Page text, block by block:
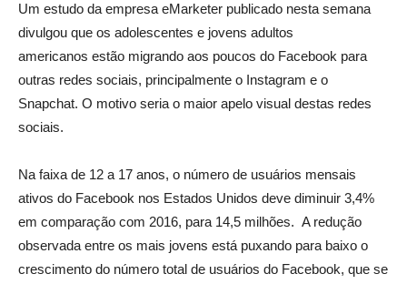
Um estudo da empresa eMarketer publicado nesta semana
divulgou que os adolescentes e jovens adultos
americanos estão migrando aos poucos do Facebook para
outras redes sociais, principalmente o Instagram e o
Snapchat. O motivo seria o maior apelo visual destas redes
sociais.
Na faixa de 12 a 17 anos, o número de usuários mensais
ativos do Facebook nos Estados Unidos deve diminuir 3,4%
em comparação com 2016, para 14,5 milhões. A redução
observada entre os mais jovens está puxando para baixo o
crescimento do número total de usuários do Facebook, que se